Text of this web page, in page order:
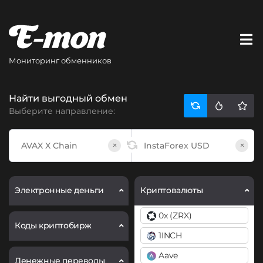
Мониторинг обменников
Найти выгодный обмен
Выберите направление:
× ×
Электронные деньги
Коды криптобирж
Денежные переводы
Криптовалюты
0x (ZRX)
1INCH
Aave